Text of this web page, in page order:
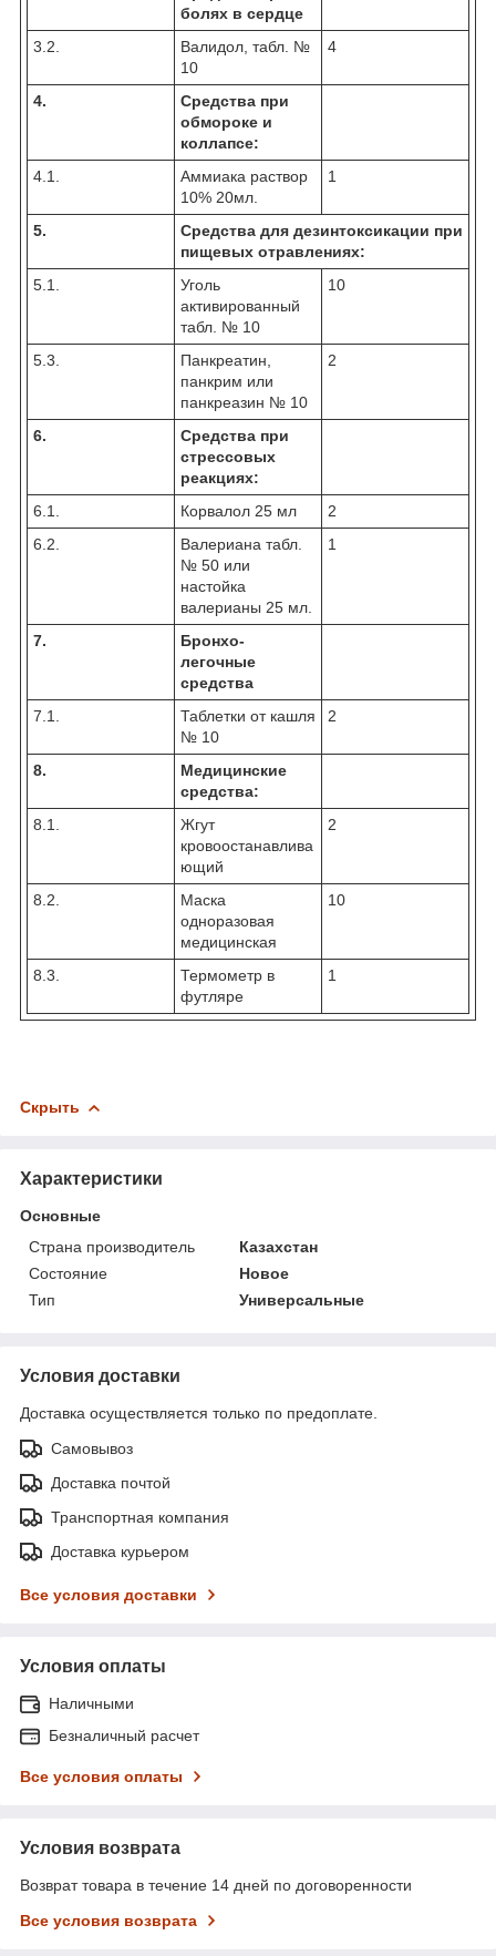
болях в сердце
3.2.
Валидол, табл. №
10
4
4.
Средства при
обмороке и
коллапсе:
4.1.
Аммиака раствор
10% 20мл.
1
5.
Средства для дезинтоксикации при
пищевых отравлениях:
5.1.
Уголь
активированный
табл. № 10
10
5.3.
Панкреатин,
панкрим или
панкреазин № 10
2
6.
Средства при
стрессовых
реакциях:
6.1.
Корвалол 25 мл
2
6.2.
Валериана табл.
№ 50 или
настойка
валерианы 25 мл.
1
7.
Бронхо-
легочные
средства
7.1.
Таблетки от кашля
№ 10
2
8.
Медицинские
средства:
8.1.
Жгут
кровоостанавлива
ющий
2
8.2.
Маска
одноразовая
медицинская
10
8.3.
Термометр в
футляре
1
Скрыть
Характеристики
Основные
Страна производитель
Казахстан
Состояние
Новое
Тип
Универсальные
Условия доставки
Доставка осуществляется только по предоплате.
Самовывоз
Доставка почтой
Транспортная компания
Доставка курьером
Все условия доставки
Условия оплаты
Наличными
Безналичный расчет
Все условия оплаты
Условия возврата
Возврат товара в течение 14 дней по договоренности
Все условия возврата